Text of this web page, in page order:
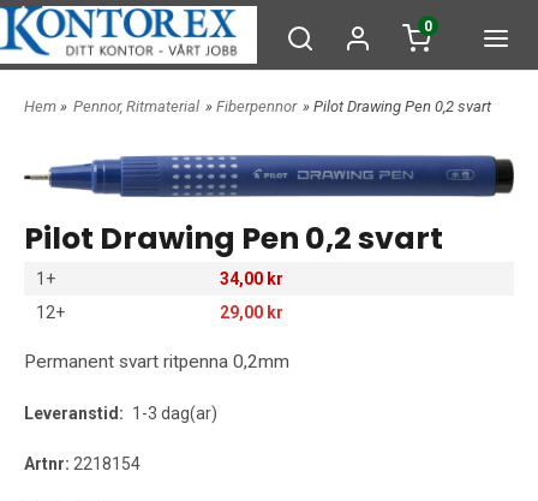
0
Hem » Pennor, Ritmaterial » Fiberpennor » Pilot Drawing Pen 0,2 svart
Pilot Drawing Pen 0,2 svart
1+
34,00 kr
12+
29,00 kr
Permanent svart ritpenna 0,2mm
Leveranstid: 1-3 dag(ar)
Artnr: 2218154